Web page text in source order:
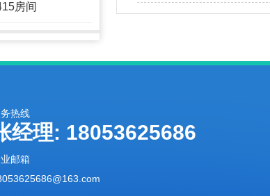
房间
热线
经理: 18053625686
邮箱